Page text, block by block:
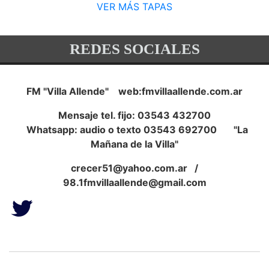
VER MÁS TAPAS
REDES SOCIALES
FM "Villa Allende" web:fmvillaallende.com.ar
Mensaje tel. fijo: 03543 432700
Whatsapp: audio o texto 03543 692700 "La
Mañana de la Villa"
crecer51@yahoo.com.ar /
98.1fmvillaallende@gmail.com